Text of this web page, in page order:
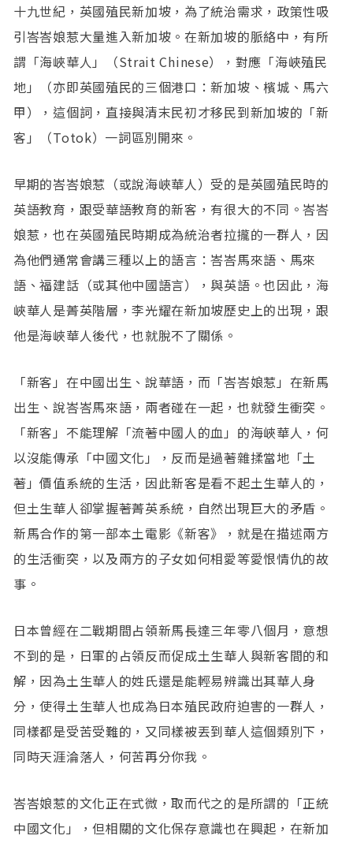
十九世紀，英國殖民新加坡，為了統治需求，政策性吸
引峇峇娘惹大量進入新加坡。在新加坡的脈絡中，有所
謂「海峽華人」（Strait Chinese），對應「海峽殖民
地」（亦即英國殖民的三個港口：新加坡、檳城、馬六
甲），這個詞，直接與清末民初才移民到新加坡的「新
客」（Totok）一詞區別開來。
早期的峇峇娘惹（或說海峽華人）受的是英國殖民時的
英語教育，跟受華語教育的新客，有很大的不同。峇峇
娘惹，也在英國殖民時期成為統治者拉攏的一群人，因
為他們通常會講三種以上的語言：峇峇馬來語、馬來
語、福建話（或其他中國語言），與英語。也因此，海
峽華人是菁英階層，李光耀在新加坡歷史上的出現，跟
他是海峽華人後代，也就脫不了關係。
「新客」在中國出生、說華語，而「峇峇娘惹」在新馬
出生、說峇峇馬來語，兩者碰在一起，也就發生衝突。
「新客」不能理解「流著中國人的血」的海峽華人，何
以沒能傳承「中國文化」，反而是過著雜揉當地「土
著」價值系統的生活，因此新客是看不起土生華人的，
但土生華人卻掌握著菁英系統，自然出現巨大的矛盾。
新馬合作的第一部本土電影《新客》，就是在描述兩方
的生活衝突，以及兩方的子女如何相愛等愛恨情仇的故
事。
日本曾經在二戰期間占領新馬長達三年零八個月，意想
不到的是，日軍的占領反而促成土生華人與新客間的和
解，因為土生華人的姓氏還是能輕易辨識出其華人身
分，使得土生華人也成為日本殖民政府迫害的一群人，
同樣都是受苦受難的，又同樣被丟到華人這個類別下，
同時天涯淪落人，何苦再分你我。
峇峇娘惹的文化正在式微，取而代之的是所謂的「正統
中國文化」，但相關的文化保存意識也在興起，在新加